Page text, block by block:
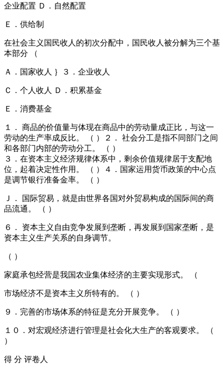
企业配置 Ｄ．自然配置
Ｅ．供给制
在社会主义国民收人的初次分配中，国民收人被分解为三个基
本部分 （
Ａ．国家收人 ｝３．企业收人
Ｃ．个人收人 Ｄ．积累基金
Ｅ．消费基金
１． 商品的价值量与体现在商品中的劳动量成正比，与这一
劳动的生产率成反比。 （ ）２． 社会分工是指不同部门之间
和各部门内部的劳动分工。 （ ）
３．在资本主义经济规律体系中，剩余价值规律居于支配地
位，起着决定性作用。 （ ）４．国家运用货币政策的中心点
是调节银行准备金率。 （ ）
Ｊ． 国际贸易，就是由世界各国对外贸易构成的国际间的商
品流通。 （ ）
６． 资本主义自由竞争发展到垄断，再发展到国家垄断，是
资本主义生产关系的自身调节。
（ ）
家庭承包经营是我国农业集体经济的主要实现形式。 （
市场经济不是资本主义所特有的。 （ ）
９．完善的市场体系的特征是充分开展竞争。 （ ）
１０．对宏观经济进行管理是社会化大生产的客观要求。 （
）
得 分 评卷人